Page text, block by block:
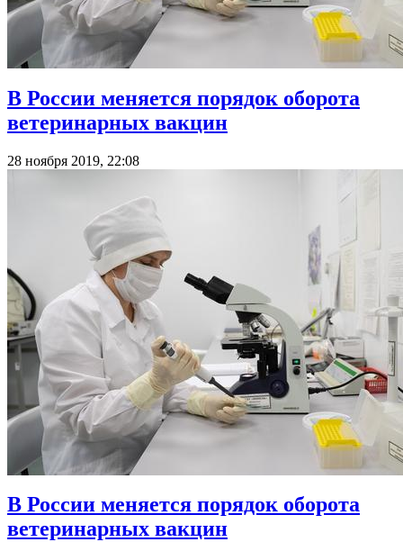
В России меняется порядок оборота
ветеринарных вакцин
28 ноября 2019, 22:08
В России меняется порядок оборота
ветеринарных вакцин